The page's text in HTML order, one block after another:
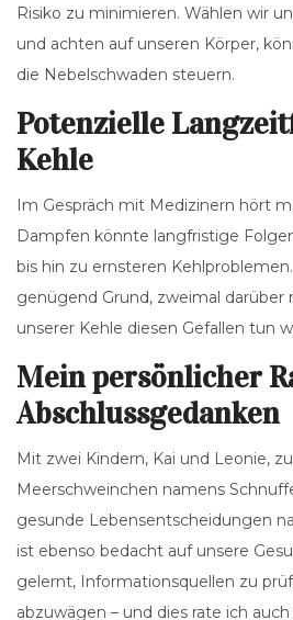
Risiko zu minimieren. Wählen wir
und achten auf unseren Körper,
die Nebelschwaden steuern.
Potenzielle
Kehle
Im Gespräch mit Medizinern hört
Dampfen könnte langfristige
bis hin zu ernsteren
genügend Grund, zweimal darüber
unserer Kehle diesen Gefallen tun
Mein persönlicher
Abschlussgedanken
Mit zwei Kindern, Kai und Leonie,
Meerschweinchen namens
gesunde Lebensentscheidungen
ist ebenso bedacht auf unsere
gelernt, Informationsquellen zu
abzuwägen – und dies rate ich